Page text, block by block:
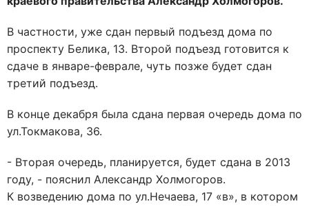
В частности, уже сдан первый подъезд дома по
проспекту Белика, 13. Второй подъезд готовится к
сдаче в январе-феврале, чуть позже будет сдан
третий подъезд.
В конце декабря была сдана первая очередь дома по
ул.Токмакова, 36.
- Вторая очередь, планируется, будет сдана в 2013
году, - пояснил Александр Холмогоров.
К возведению дома по ул.Нечаева, 17 «в», в котором